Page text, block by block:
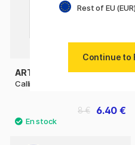
ARTLINE
Calligraphy Pen lot de 3 Black
6.40 €
8 €
Rest of EU (EUR)
Continue to